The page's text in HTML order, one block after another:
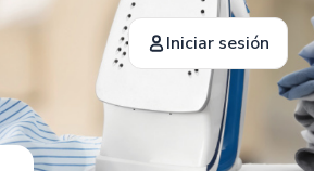
Iniciar sesión